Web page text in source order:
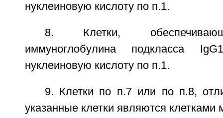
нуклеиновую кислоту по п.1.
8. Клетки,
иммуноглобулина подкласса
нуклеиновую кислоту по п.1.
9. Клетки по п.7 или по п.8,
указанные клетки являются